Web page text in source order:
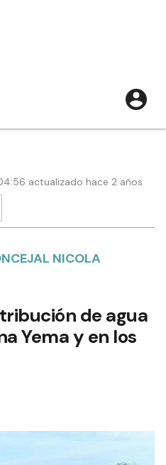
actualizado hace 2 años
NICOLA
de agua
Yema y en los